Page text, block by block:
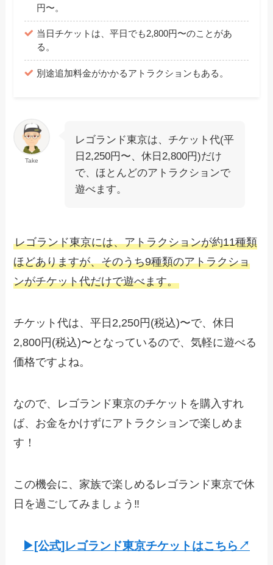
円〜。
当日チケットは、平日でも2,800円〜のことがあ
る。
別途追加料金がかかるアトラクションもある。
Take
レゴランド東京は、チケット代(平
日2,250円〜、休日2,800円)だけ
で、ほとんどのアトラクションで
遊べます。
レゴランド東京には、アトラクションが約11種類
ほどありますが、そのうち9種類のアトラクショ
ンがチケット代だけで遊べます。
チケット代は、平日2,250円(税込)〜で、休日
2,800円(税込)〜となっているので、気軽に遊べる
価格ですよね。
なので、レゴランド東京のチケットを購入すれ
ば、お金をかけずにアトラクションで楽しめま
す！
この機会に、家族で楽しめるレゴランド東京で休
日を過ごしてみましょう‼️
▶︎[公式]レゴランド東京チケットはこちら↗︎